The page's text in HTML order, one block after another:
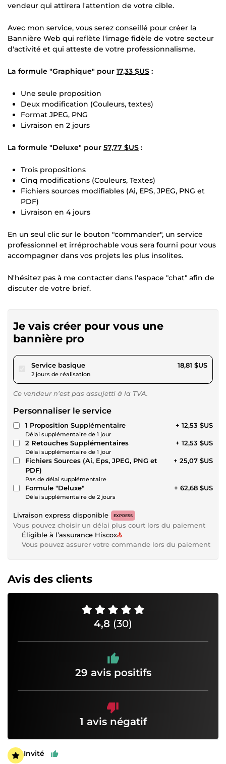
vendeur qui attirera l'attention de votre cible.
Avec mon service, vous serez conseillé pour créer la
Bannière Web qui reflète l'image fidèle de votre secteur
d'activité et qui atteste de votre professionnalisme.
La formule "Graphique" pour 17,33 $US :
Une seule proposition
Deux modification (Couleurs, textes)
Format JPEG, PNG
Livraison en 2 jours
La formule "Deluxe" pour 57,77 $US :
Trois propositions
Cinq modifications (Couleurs, Textes)
Fichiers sources modifiables (Ai, EPS, JPEG, PNG et
PDF)
Livraison en 4 jours
En un seul clic sur le bouton "commander", un service
professionnel et irréprochable vous sera fourni pour vous
accompagner dans vos projets les plus insolites.
N'hésitez pas à me contacter dans l'espace "chat" afin de
discuter de votre brief.
Je vais créer pour vous une
bannière pro
Service basiquepour 17,33 $US
2 jours de réalisation
18,81 $US
Ce vendeur n’est pas assujetti à la TVA.
Personnaliser le service
1 Proposition Supplémentaire
Délai supplémentaire de 1 jour
+ 12,53 $US
2 Retouches Supplémentaires
Délai supplémentaire de 1 jour
+ 12,53 $US
Fichiers Sources (Ai, Eps, JPEG, PNG et
PDF)
Pas de délai supplémentaire
+ 25,07 $US
Formule "Deluxe"
Délai supplémentaire de 2 jours
+ 62,68 $US
Livraison express disponible EXPRESS
Vous pouvez choisir un délai plus court lors du paiement
Éligible à l’assurance Hiscox
Vous pouvez assurer votre commande lors du paiement
Avis des clients
4,8 (30)
29 avis positifs
1 avis négatif
Invité